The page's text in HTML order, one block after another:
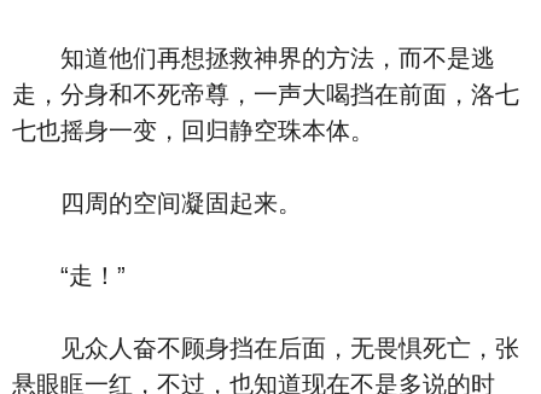
知道他们再想拯救神界的方法，而不是逃
走，分身和不死帝尊，一声大喝挡在前面，洛七
七也摇身一变，回归静空珠本体。
四周的空间凝固起来。
“走！”
见众人奋不顾身挡在后面，无畏惧死亡，张
悬眼眶一红，不过，也知道现在不是多说的时